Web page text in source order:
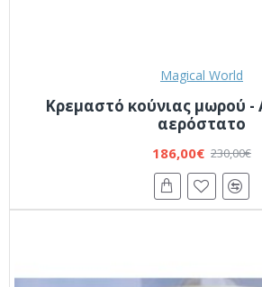
Magical World
Κρεμαστό κούνιας μωρού -
αερόστατο
186,00€ 230,00€